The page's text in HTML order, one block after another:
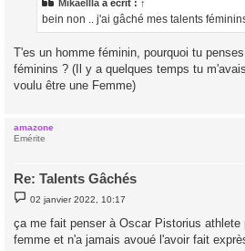
Mikaellla a écrit : ↑
bein non .. j'ai gâché mes talents
T'es un homme féminin, pourquoi tu
féminins ? (Il y a quelques temps tu
voulu être une Femme)
amazone
Emérite
Re: Talents Gâchés
M
e
s
a
02 janvier 2022, 10:17
ça me fait penser à Oscar Pistorius athlete
femme et n'a jamais avoué l'avoir fait